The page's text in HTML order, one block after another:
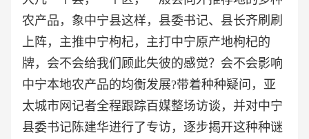
农产品，象中宁县这样，县委书记、县长齐刷刷
上阵，主推中宁枸杞，主打中宁原产地枸杞的
牌，会不会给我们顾此失彼的感觉？会不会影响
中宁本地农产品的均衡发展?带着种种疑问，亚
太城市网记者全程跟踪百媒整场访谈，并对中宁
县委书记陈建华进行了专访，逐步揭开这种种谜